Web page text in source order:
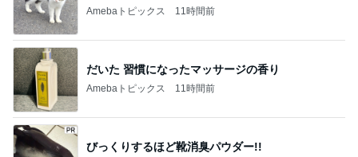
Amebaトピックス 11時間前
だいた 習慣になったマッサージの香り
Amebaトピックス 11時間前
びっくりするほど靴消臭パウダー!!